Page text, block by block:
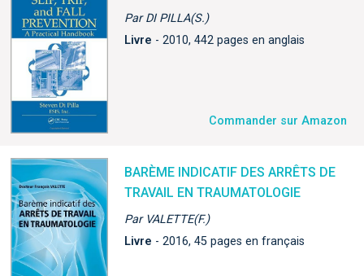
Par DI PILLA(S.)
Livre - 2010, 442 pages en anglais
Commander sur Amazon
BARÈME INDICATIF DES ARRÊTS DE
TRAVAIL EN TRAUMATOLOGIE
Par VALETTE(F.)
Livre - 2016, 45 pages en français